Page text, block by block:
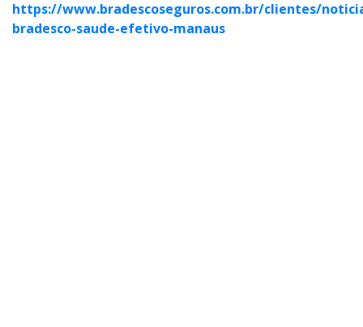
https://www.bradescoseguros.com.br/clientes/
bradesco-saude-efetivo-manaus